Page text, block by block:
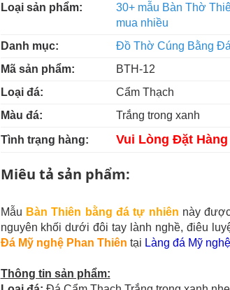
Loại sản phẩm:
30+ mẫu Bàn Thờ
mua nhiều
Danh mục:
Đồ Thờ Cúng Bằng
Mã sản phẩm:
BTH-12
Loại đá:
Cẩm Thạch
Màu đá:
Trắng trong xanh
Tình trạng hàng: Vui Lòng Đặt Hàng
Miêu tả sản phẩm:
Mẫu Bàn Thiên bằng đá tự nhiên này
nguyên khối dưới đôi tay lành nghề, điêu
Đá Mỹ nghệ Phan Thiên tại Làng đá Mỹ
Thông tin sản phẩm: